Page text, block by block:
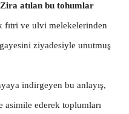
Zira atılan bu tohumlar
fıtri ve ulvi melekelerinden
ziyadesiyle unutmuş
indirgeyen bu anlayış,
asimile ederek toplumları